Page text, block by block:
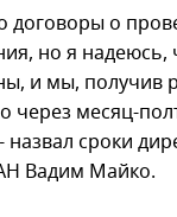
договоры о
но я
и мы, получив
через месяц-
назвал сроки
Вадим Майко.